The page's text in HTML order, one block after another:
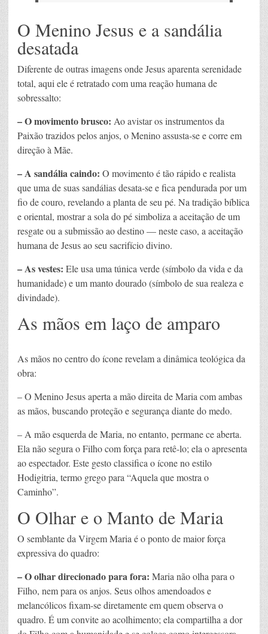
O Menino Jesus e a sandália
desatada
Diferente de outras imagens onde Jesus aparenta serenidade
total, aqui ele é retratado com uma reação humana de
sobressalto:
– O movimento brusco: Ao avistar os instrumentos da
Paixão trazidos pelos anjos, o Menino assusta-se e corre em
direção à Mãe.
– A sandália caindo: O movimento é tão rápido e realista
que uma de suas sandálias desata-se e fica pendurada por um
fio de couro, revelando a planta de seu pé. Na tradição bíblica
e oriental, mostrar a sola do pé simboliza a aceitação de um
resgate ou a submissão ao destino — neste caso, a aceitação
humana de Jesus ao seu sacrifício divino.
– As vestes: Ele usa uma túnica verde (símbolo da vida e da
humanidade) e um manto dourado (símbolo de sua realeza e
divindade).
As mãos em laço de amparo
As mãos no centro do ícone revelam a dinâmica teológica da
obra:
– O Menino Jesus aperta a mão direita de Maria com ambas
as mãos, buscando proteção e segurança diante do medo.
– A mão esquerda de Maria, no entanto, permane ce aberta.
Ela não segura o Filho com força para retê-lo; ela o apresenta
ao espectador. Este gesto classifica o ícone no estilo
Hodigitria, termo grego para “Aquela que mostra o
Caminho”.
O Olhar e o Manto de Maria
O semblante da Virgem Maria é o ponto de maior força
expressiva do quadro:
– O olhar direcionado para fora: Maria não olha para o
Filho, nem para os anjos. Seus olhos amendoados e
melancólicos fixam-se diretamente em quem observa o
quadro. É um convite ao acolhimento; ela compartilha a dor